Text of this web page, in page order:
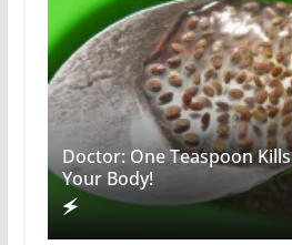
Doctor: One Teaspoon
Your Body!